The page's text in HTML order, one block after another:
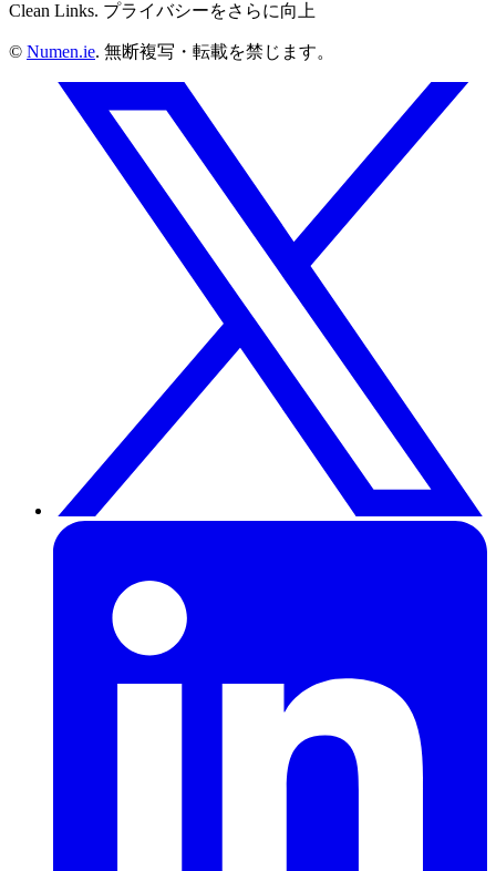
Clean Links. プライバシーをさらに向上
© Numen.ie. 無断複写・転載を禁じます。